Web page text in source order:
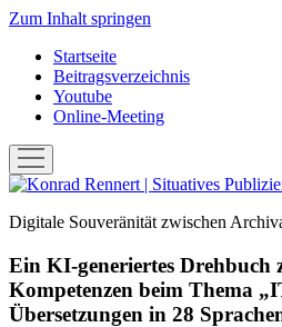
Zum Inhalt springen
Startseite
Beitragsverzeichnis
Youtube
Online-Meeting
Menü
öffnen
Konrad
|
Publizieren
Digitale Souveränität zwischen
Ein KI-generiertes Drehbuch
Kompetenzen beim Thema
Übersetzungen in 28